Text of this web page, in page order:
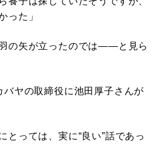
った」
の矢が立ったのでは――と見ら
ヤの取締役に池田厚子さんが
とっては、実に“良い”話であっ